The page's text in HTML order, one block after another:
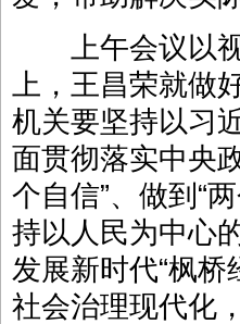
上午会议以视
上，王昌荣就做
机关要坚持以习
面贯彻落实中央
个自信”、做到“
持以人民为中心
发展新时代“枫
社会治理现代化